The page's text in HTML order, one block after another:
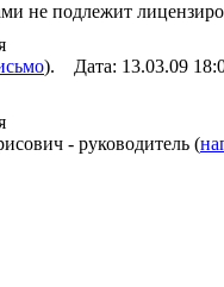
не подлежит
). Дата: 13.03.09
- руководитель (